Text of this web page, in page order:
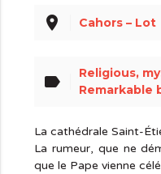
place Cahors – Lot
label
Religious,
Remarkable
La cathédrale Saint-
La rumeur, que ne
que le Pape vienne